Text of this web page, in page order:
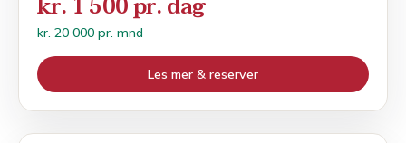
kr. 20 000 pr. mnd
Les mer & reserver